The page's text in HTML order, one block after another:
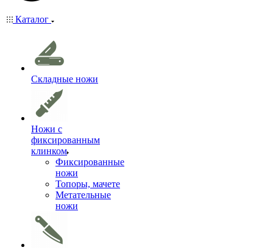
Каталог
Складные ножи
Ножи с
фиксированным
клинком
Фиксированные
ножи
Топоры, мачете
Метательные
ножи